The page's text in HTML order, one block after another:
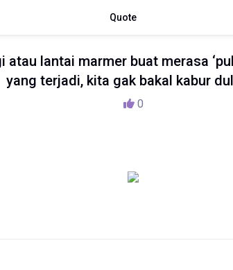
Quote
lantai marmer buat merasa
yang terjadi, kita gak bakal kabur
0